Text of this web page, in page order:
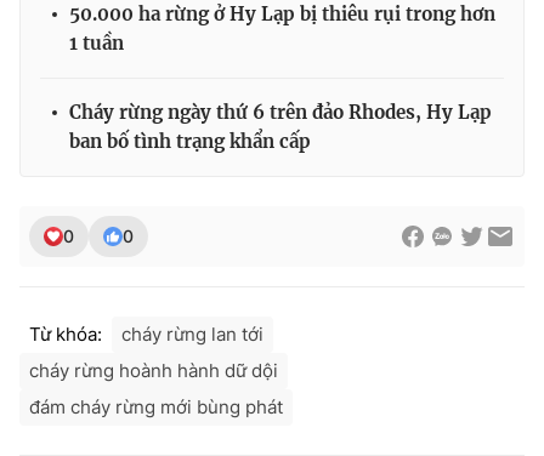
® Cấm sao chép dưới mọi hình thức nếu không có sự chấp
thuận bằng văn bản. Ghi rõ nguồn VTV.vn khi phát hành lại
50.000 ha rừng ở Hy Lạp bị thiêu rụi trong hơn
1 tuần
Cháy rừng ngày thứ 6 trên đảo Rhodes, Hy Lạp
ban bố tình trạng khẩn cấp
0 0
Từ khóa:
cháy rừng lan tới
cháy rừng hoành hành dữ dội
đám cháy rừng mới bùng phát